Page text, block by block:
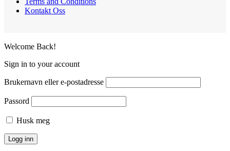
Kontakt Oss
Welcome Back!
Sign in to your account
Brukernavn eller e-postadresse
Passord
Husk meg